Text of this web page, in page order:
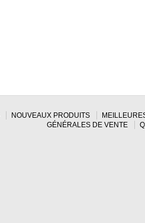
NOUVEAUX PRODUITS
GÉNÉRALES DE VENTE